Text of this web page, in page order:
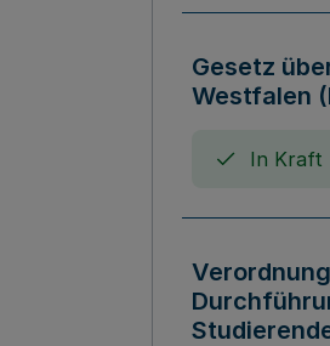
Gesetz
Westfalen
In Kraft